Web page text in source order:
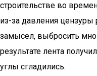
строительстве во
из-за давления
замысел, выбросить
результате лента
углы сгладились.